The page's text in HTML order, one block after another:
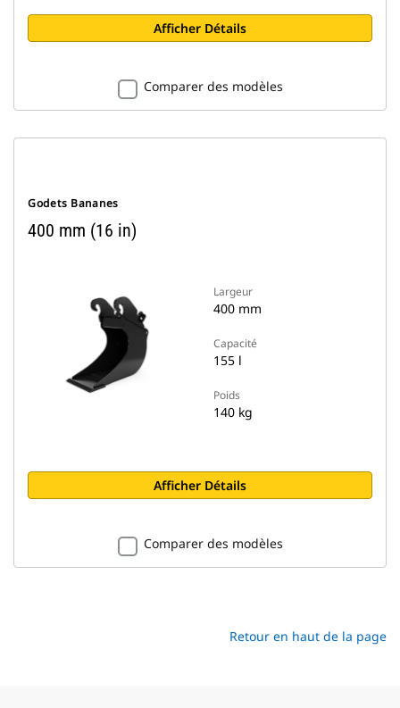
Afficher Détails
Comparer des modèles
Godets Bananes
400 mm (16 in)
Largeur
400 mm
Capacité
155 l
Poids
140 kg
Afficher Détails
Comparer des modèles
Retour en haut de la page